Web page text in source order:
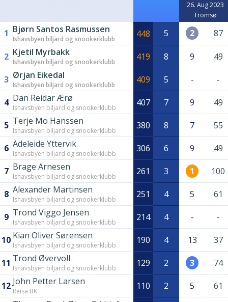
26. Aug 2023
Tromsø
1 Bjørn Santos Rasmussen
Ishavsbyen biljard og snookerklubb 448 5 2 87
2 Kjetil Myrbakk
Ishavsbyen biljard og snookerklubb 419 8 9 49
3 Ørjan Eikedal
Ishavsbyen biljard og snookerklubb 409 5 - -
4 Dan Reidar Ærø
Ishavsbyen biljard og snookerklubb 407 7 9 49
5 Terje Mo Hanssen
Ishavsbyen biljard og snookerklubb 380 8 7 55
6 Adeleide Yttervik
Ishavsbyen biljard og snookerklubb 306 6 9 49
7 Brage Arnesen
Ishavsbyen biljard og snookerklubb 261 3 1 100
8 Alexander Martinsen
Ishavsbyen biljard og snookerklubb 251 4 5 61
9 Trond Viggo Jensen
Ishavsbyen biljard og snookerklubb 214 4 - -
10 Kian Oliver Sørensen
Ishavsbyen biljard og snookerklubb 190 4 13 37
11 Trond Øvervoll
Ishavsbyen biljard og snookerklubb 129 2 3 74
12 John Petter Larsen
Reisa BK 110 2 5
61